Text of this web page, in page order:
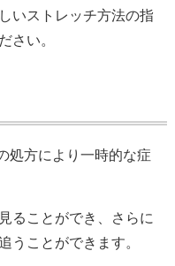
いストレッチ方法の指
さい。
方により一時的な症
ることができ、さらに
うことができます。